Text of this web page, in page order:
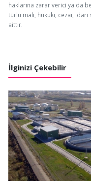
haklarına zarar verici ya da
türlü mali, hukuki, cezai, idari
aittir.
İlginizi Çekebilir